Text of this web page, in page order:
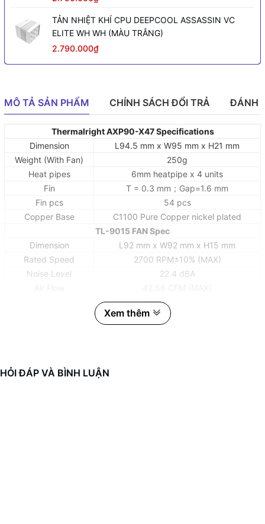
TẢN NHIỆT KHÍ CPU DEEPCOOL ASSASSIN VC
ELITE WH WH (MÀU TRẮNG)
2.790.000₫
MÔ TẢ SẢN PHẨM CHÍNH SÁCH ĐỔI TRẢ ĐÁNH
Thermalright AXP90-X47 Specifications
Dimension
L94.5 mm x W95 mm x H21 mm
Weight (With Fan)
250g
Heat pipes
6mm heatpipe x 4 units
Fin
T = 0.3 mm；Gap=1.6 mm
Fin pcs
54 pcs
Copper Base
C1100 Pure Copper nickel plated
TL-9015 FAN Spec
Dimension
L92 mm x W92 mm x H15 mm
Rated Speed
2700 RPM±10% (MAX)
Noise Level
22.4 dBA
1.33mm H2O (MAX)
0.18 A
Xem thêm
HỎI ĐÁP VÀ BÌNH LUẬN